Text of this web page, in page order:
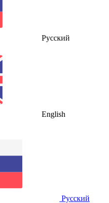
Русский
English
Русский